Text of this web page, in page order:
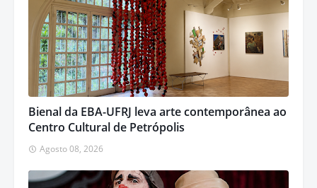
Bienal da EBA-UFRJ leva arte contemporânea ao
Centro Cultural de Petrópolis
Agosto 08, 2026